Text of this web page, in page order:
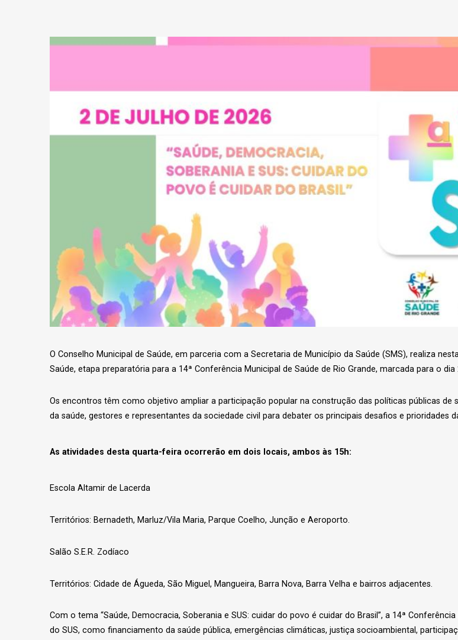
O Conselho Municipal de Saúde, em parceria com a Secretaria de Município da Saúde (SMS), realiza
Saúde, etapa preparatória para a 14ª Conferência Municipal de Saúde de Rio Grande, marcada para o
Os encontros têm como objetivo ampliar a participação popular na construção das políticas públicas de
da saúde, gestores e representantes da sociedade civil para debater os principais desafios e prioridades
As atividades desta quarta-feira ocorrerão em dois locais, ambos às 15h:
Escola Altamir de Lacerda
Territórios: Bernadeth, Marluz/Vila Maria, Parque Coelho, Junção e Aeroporto.
Salão S.E.R. Zodíaco
Territórios: Cidade de Águeda, São Miguel, Mangueira, Barra Nova, Barra Velha e bairros adjacentes.
Com o tema “Saúde, Democracia, Soberania e SUS: cuidar do povo é cuidar do Brasil”, a 14ª
do SUS, como financiamento da saúde pública, emergências climáticas, justiça socioambiental,